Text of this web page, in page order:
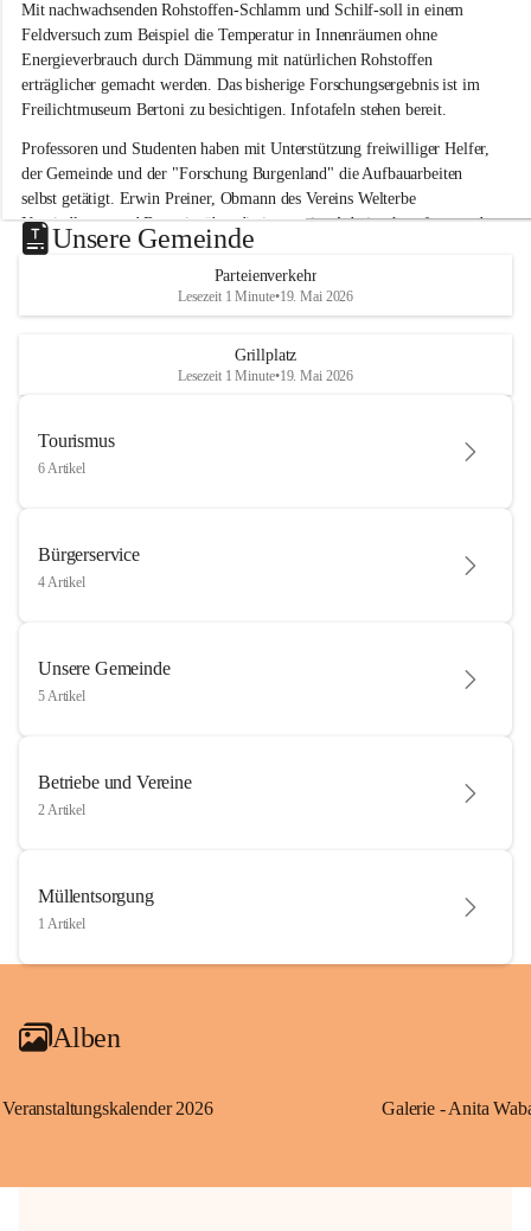
a
m
S
e
e
Mit nachwachsenden Rohstoffen-Schlamm und Schilf-soll in einem
Feldversuch zum Beispiel die Temperatur in Innenräumen ohne
Energieverbrauch durch Dämmung mit natürlichen Rohstoffen
erträglicher gemacht werden. Das bisherige Forschungsergebnis ist im
Freilichtmuseum Bertoni zu besichtigen. Infotafeln stehen bereit.
Professoren und Studenten haben mit Unterstützung freiwilliger Helfer,
der Gemeinde und der "Forschung Burgenland" die Aufbauarbeiten
selbst getätigt. Erwin Preiner, Obmann des Vereins Welterbe
Neusiedlersee und Bgm. ist über die innovative Arbeit sehr erfreut und
hofft auf baldige praktische Anwendung der Forschungsergebnisse.
Gerade in Zeiten des Klimawandels ist jede technologische Innovation
wichtig!
Unsere Gemeinde
Parteienverkehr
Lesezeit 1 Minute•19. Mai 2026
Grillplatz
Lesezeit 1 Minute•19. Mai 2026
Tourismus
6 Artikel
Bürgerservice
4 Artikel
Unsere Gemeinde
5 Artikel
Betriebe und Vereine
2 Artikel
Müllentsorgung
1 Artikel
Alben
Veranstaltungskalender 2026 Galerie - Anita